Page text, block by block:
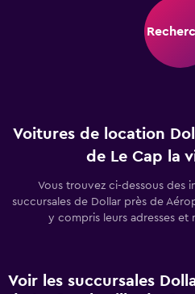
Voitures de location
de Le Cap la
Vous trouvez ci-dessous des
succursales de Dollar près de
y compris leurs adresses et
Voir les succursales